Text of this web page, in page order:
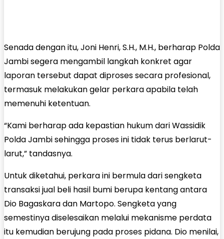
Senada dengan itu, Joni Henri, S.H., M.H., berharap Polda
Jambi segera mengambil langkah konkret agar
laporan tersebut dapat diproses secara profesional,
termasuk melakukan gelar perkara apabila telah
memenuhi ketentuan.
“Kami berharap ada kepastian hukum dari Wassidik
Polda Jambi sehingga proses ini tidak terus berlarut-
larut,” tandasnya.
Untuk diketahui, perkara ini bermula dari sengketa
transaksi jual beli hasil bumi berupa kentang antara
Dio Bagaskara dan Martopo. Sengketa yang
semestinya diselesaikan melalui mekanisme perdata
itu kemudian berujung pada proses pidana. Dio menilai,